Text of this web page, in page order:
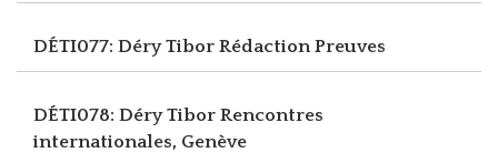
DÉTI077: Déry Tibor Rédaction Preuves
DÉTI078: Déry Tibor Rencontres
internationales, Genève